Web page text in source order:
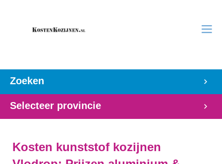
Zoeken
Selecteer provincie
Kosten kunststof kozijnen